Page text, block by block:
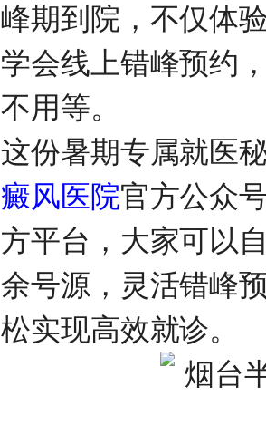
峰期到院，不仅体
学会线上错峰预约
不用等。
这份暑期专属就医
癜风医院官方公众
方平台，大家可以
余号源，灵活错峰
松实现高效就诊。